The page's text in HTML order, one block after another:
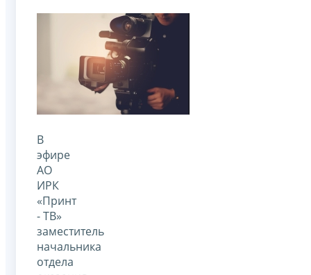
В
эфире
АО
ИРК
«Принт
- ТВ»
заместитель
начальника
отдела